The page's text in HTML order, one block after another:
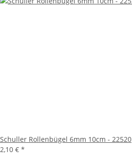
Schuller Rollenbügel 6mm 10cm - 22520
2,10 € *